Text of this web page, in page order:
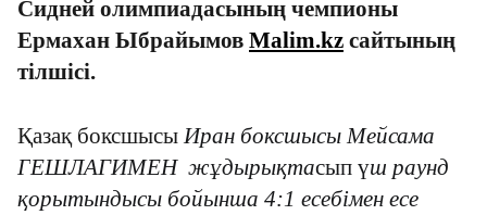
Сидней олимпиадасының чемпионы
Ермахан Ыбрайымов Мalim.kz сайтының
тілшісі.
Қазақ боксшысы Иран боксшысы Мейсама
ГЕШЛАГИМЕН жұдырықтасып үш раунд
қорытындысы бойынша 4:1 есебімен есе